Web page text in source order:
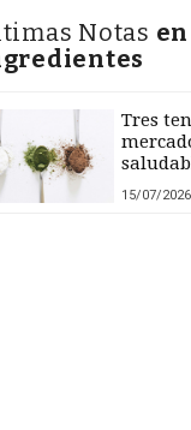
Notas
Tres
15/07/